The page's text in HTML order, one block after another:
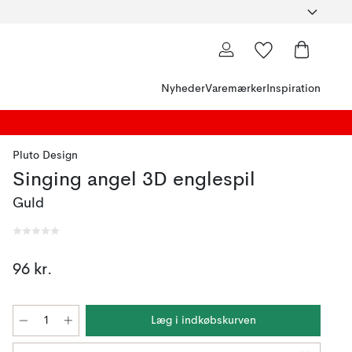
NyhederVaremærker Inspiration
Pluto Design
Singing angel 3D englespil
Guld
96 kr.
Læg i indkøbskurven